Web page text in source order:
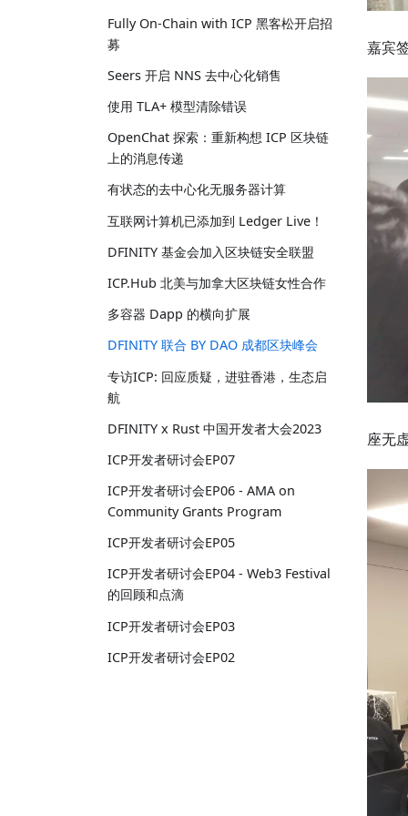
Fully On-Chain with ICP 黑客松开启招
募
Seers 开启 NNS 去中心化销售
使用 TLA+ 模型清除错误
OpenChat 探索：重新构想 ICP 区块链
上的消息传递
有状态的去中心化无服务器计算
互联网计算机已添加到 Ledger Live！
DFINITY 基金会加入区块链安全联盟
ICP.Hub 北美与加拿大区块链女性合作
多容器 Dapp 的横向扩展
DFINITY 联合 BY DAO 成都区块峰会
专访ICP: 回应质疑，进驻香港，生态启
航
DFINITY x Rust 中国开发者大会2023
ICP开发者研讨会EP07
ICP开发者研讨会EP06 - AMA on
Community Grants Program
ICP开发者研讨会EP05
ICP开发者研讨会EP04 - Web3 Festival
的回顾和点滴
ICP开发者研讨会EP03
ICP开发者研讨会EP02
嘉宾
座无